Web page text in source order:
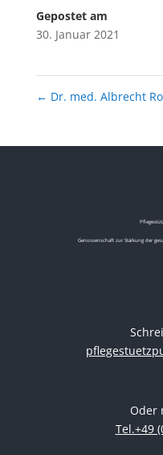
Gepostet am
30. Januar 2021
← Dr. med. Albrecht
Genossenschaft zur Stärkung der
Oder
Tel.+49